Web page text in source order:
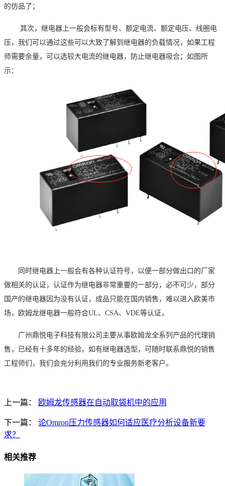
的仿品了；
其次，继电器上一般会标有型号、额定电流、额定电压、线圈电
压，我们可以通过这些可以大致了解到继电器的负载情况，如果工程
师需要余量，可以选较大电流的继电器，防止继电器吸合；如图所
示：
同时继电器上一般会有各种认证符号，以便一部分做出口的厂家
做相关的认证，认证作为继电器非常重要的一部分，必不可少，部分
国产的继电器因为没有认证，成品只能在国内销售，难以进入欧美市
场，欧姆龙继电器一般符合UL、CSA、VDE等认证，
广州鼎悦电子科技有限公司主要从事欧姆龙全系列产品的代理销
售，已经有十多年的经验，如有继电器选型，可随时联系鼎悦的销售
工程师们，我们会充分利用我们的专业服务新老客户。
上一篇： 欧姆龙传感器在自动取袋机中的应用
下一篇：
论Omron压力传感器如何适应医疗分析设备新要
求？
相关推荐